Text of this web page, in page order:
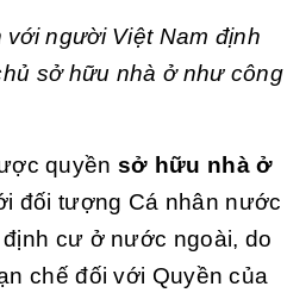
người Việt Nam định
sở hữu nhà ở như công
quyền sở hữu nhà ở
đối tượng Cá nhân nước
cư ở nước ngoài, do
chế đối với Quyền của